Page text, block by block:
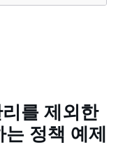
를 제외한
정책 예제